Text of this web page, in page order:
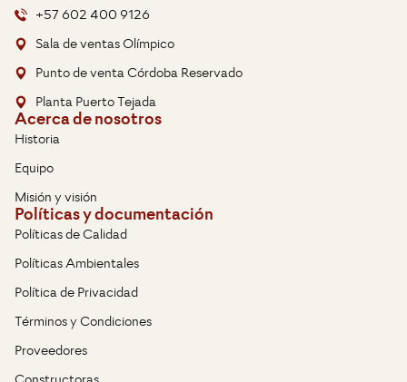
+57 602 400 9126
Sala de ventas Olímpico
Punto de venta Córdoba Reservado
Planta Puerto Tejada
Acerca de nosotros
Historia
Equipo
Misión y visión
Políticas y documentación
Políticas de Calidad
Políticas Ambientales
Política de Privacidad
Términos y Condiciones
Proveedores